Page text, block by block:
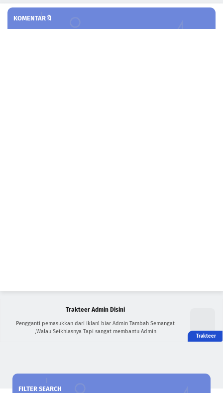
KOMENTAR🔖
Trakteer Admin Disini
Pengganti pemasukkan dari iklan! biar Admin Tambah Semangat
,Walau Seikhlasnya Tapi sangat membantu Admin
FILTER SEARCH